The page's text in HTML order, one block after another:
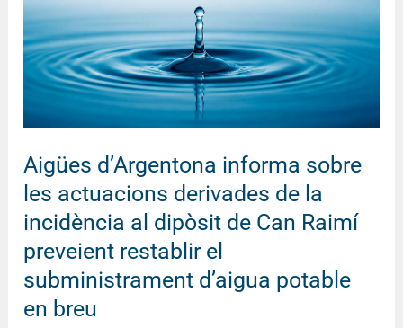
Aigües d’Argentona informa sobre
les actuacions derivades de la
incidència al dipòsit de Can Raimí
preveient restablir el
subministrament d’aigua potable
en breu
actuacions
derivades
de
dipòsit
de
Can
preveient
restablir
el